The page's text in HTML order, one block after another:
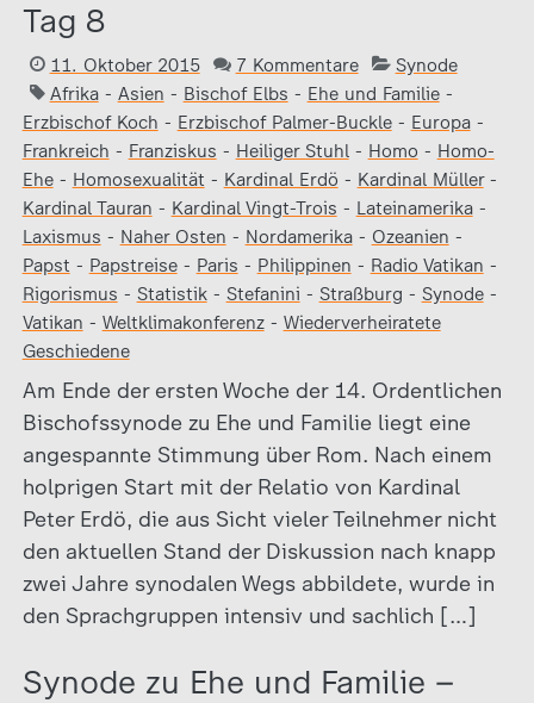
Tag 8
11. Oktober 2015 7 Kommentare
Synode
Afrika- Asien - Bischof Elbs - Ehe und Familie-
Erzbischof Koch - Erzbischof Palmer-Buckle- Europa-
Frankreich - Franziskus - Heiliger Stuhl- Homo - Homo-
Ehe- Homosexualität - Kardinal Erdö - Kardinal Müller-
Kardinal Tauran - Kardinal Vingt-Trois - Lateinamerika-
Laxismus - Naher Osten - Nordamerika- Ozeanien -
Papst - Papstreise- Paris - Philippinen - Radio Vatikan -
Rigorismus - Statistik- Stefanini - Straßburg - Synode-
Vatikan - Weltklimakonferenz- Wiederverheiratete
Geschiedene
Am Ende der ersten Woche der 14. Ordentlichen
Bischofssynode zu Ehe und Familie liegt eine
angespannte Stimmung über Rom. Nach einem
holprigen Start mit der Relatio von Kardinal
Peter Erdö, die aus Sicht vieler Teilnehmer nicht
den aktuellen Stand der Diskussion nach knapp
zwei Jahre synodalen Wegs abbildete, wurde in
den Sprachgruppen intensiv und sachlich […]
Synode zu Ehe und Familie –